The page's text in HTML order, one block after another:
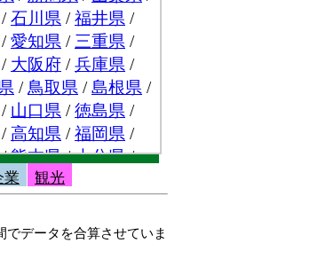
業 観光
でデータを合算させていま